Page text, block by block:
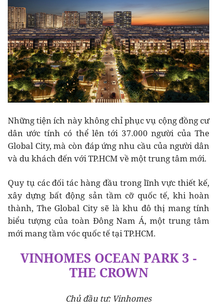
Những tiện ích này không chỉ phục vụ cộng đồng cư
dân ước tính có thể lên tới 37.000 người của The
Global City, mà còn đáp ứng nhu cầu của người dân
và du khách đến với TP.HCM về một trung tâm mới.
Quy tụ các đối tác hàng đầu trong lĩnh vực thiết kế,
xây dựng bất động sản tầm cỡ quốc tế, khi hoàn
thành, The Global City sẽ là khu đô thị mang tính
biểu tượng của toàn Đông Nam Á, một trung tâm
mới mang tầm vóc quốc tế tại TP.HCM.
VINHOMES OCEAN PARK 3 -
THE CROWN
Chủ đầu tư: Vinhomes